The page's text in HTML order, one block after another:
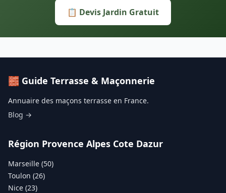
📋 Devis Jardin Gratuit
🧱 Guide Terrasse & Maçonnerie
Annuaire des maçons terrasse en France.
Blog →
Région Provence Alpes Cote Dazur
Marseille (50)
Toulon (26)
Nice (23)